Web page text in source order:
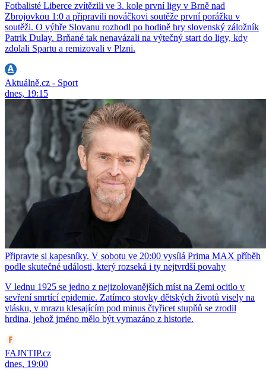
Fotbalisté Liberce zvítězili ve 3. kole první ligy v Brně nad
Zbrojovkou 1:0 a připravili nováčkovi soutěže první porážku v
soutěži. O výhře Slovanu rozhodl po hodině hry slovenský záložník
Patrik Dulay. Brňané tak nenavázali na výtečný start do ligy, kdy
zdolali Spartu a remizovali v Plzni.
Aktuálně.cz - Sport
dnes, 19:15
Připravte si kapesníky. V sobotu ve 20:00 vysílá Prima MAX příběh
podle skutečné události, který rozseká i ty nejtvrdší povahy
V lednu 1925 se jedno z nejizolovanějších míst na Zemi ocitlo v
sevření smrtící epidemie. Zatímco stovky dětských životů visely na
vlásku, v mrazu klesajícím pod minus čtyřicet stupňů se zrodil
hrdina, jehož jméno mělo být vymazáno z historie.
FAJNTIP.cz
dnes, 19:00